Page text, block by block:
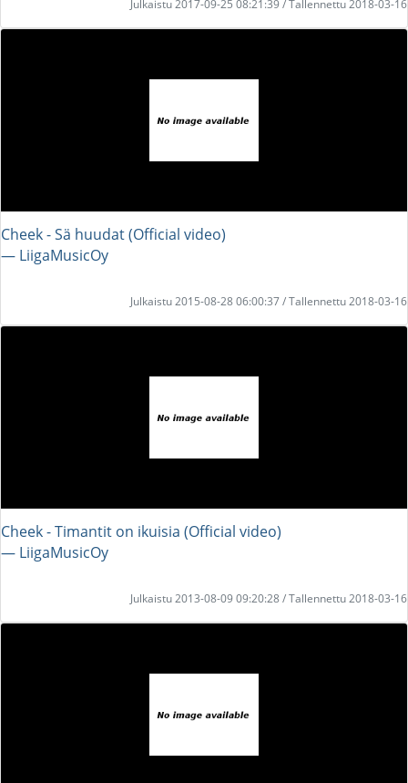
Julkaistu 2017-09-25 08:21:39 / Tallennettu 2018-03-16
Cheek - Sä huudat (Official video)
― LiigaMusicOy
Julkaistu 2015-08-28 06:00:37 / Tallennettu 2018-03-16
Cheek - Timantit on ikuisia (Official video)
― LiigaMusicOy
Julkaistu 2013-08-09 09:20:28 / Tallennettu 2018-03-16